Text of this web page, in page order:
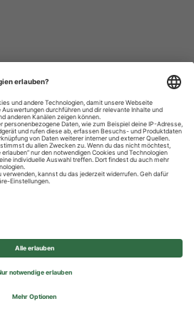
Impressum
Einstellungen
Group - All rights reserved